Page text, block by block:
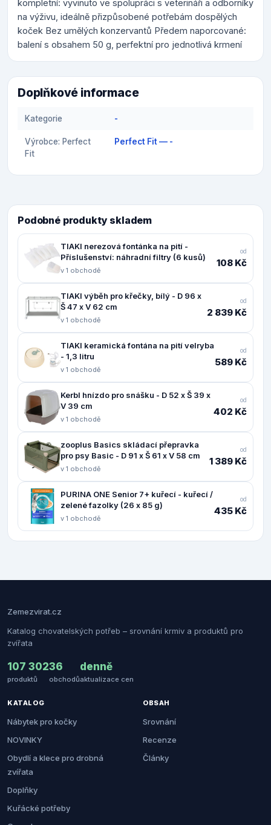
kompletní: vyvinuto ve spolupráci s veterináři a odborníky
na výživu, ideálně přizpůsobené potřebám dospělých
koček Bez umělých konzervantů Předem naporcované:
balení s obsahem 50 g, perfektní pro jednotlivá krmení
Doplňkové informace
Kategorie -
Výrobce: Perfect
Fit
Perfect Fit — -
Podobné produkty skladem
TIAKI nerezová fontánka na pití -
Příslušenství: náhradní filtry (6 kusů)
v 1 obchodě
od
108 Kč
TIAKI výběh pro křečky, bílý - D 96 x
Š 47 x V 62 cm
v 1 obchodě
od
2 839 Kč
TIAKI keramická fontána na pití velryba
- 1,3 litru
v 1 obchodě
od
589 Kč
Kerbl hnízdo pro snášku - D 52 x Š 39 x
V 39 cm
v 1 obchodě
od
402 Kč
zooplus Basics skládací přepravka
pro psy Basic - D 91 x Š 61 x V 58 cm
v 1 obchodě
od
1 389 Kč
PURINA ONE Senior 7+ kuřecí - kuřecí /
zelené fazolky (26 x 85 g)
v 1 obchodě
od
435 Kč
Zemezvirat.cz
Katalog chovatelských potřeb – srovnání krmiv a produktů pro
zvířata
107 302
produktů
36
obchodů
denně
aktualizace cen
KATALOG
Nábytek pro kočky
NOVINKY
Obydlí a klece pro drobná
zvířata
Doplňky
Kuřácké potřeby
OBSAH
Srovnání
Recenze
Články